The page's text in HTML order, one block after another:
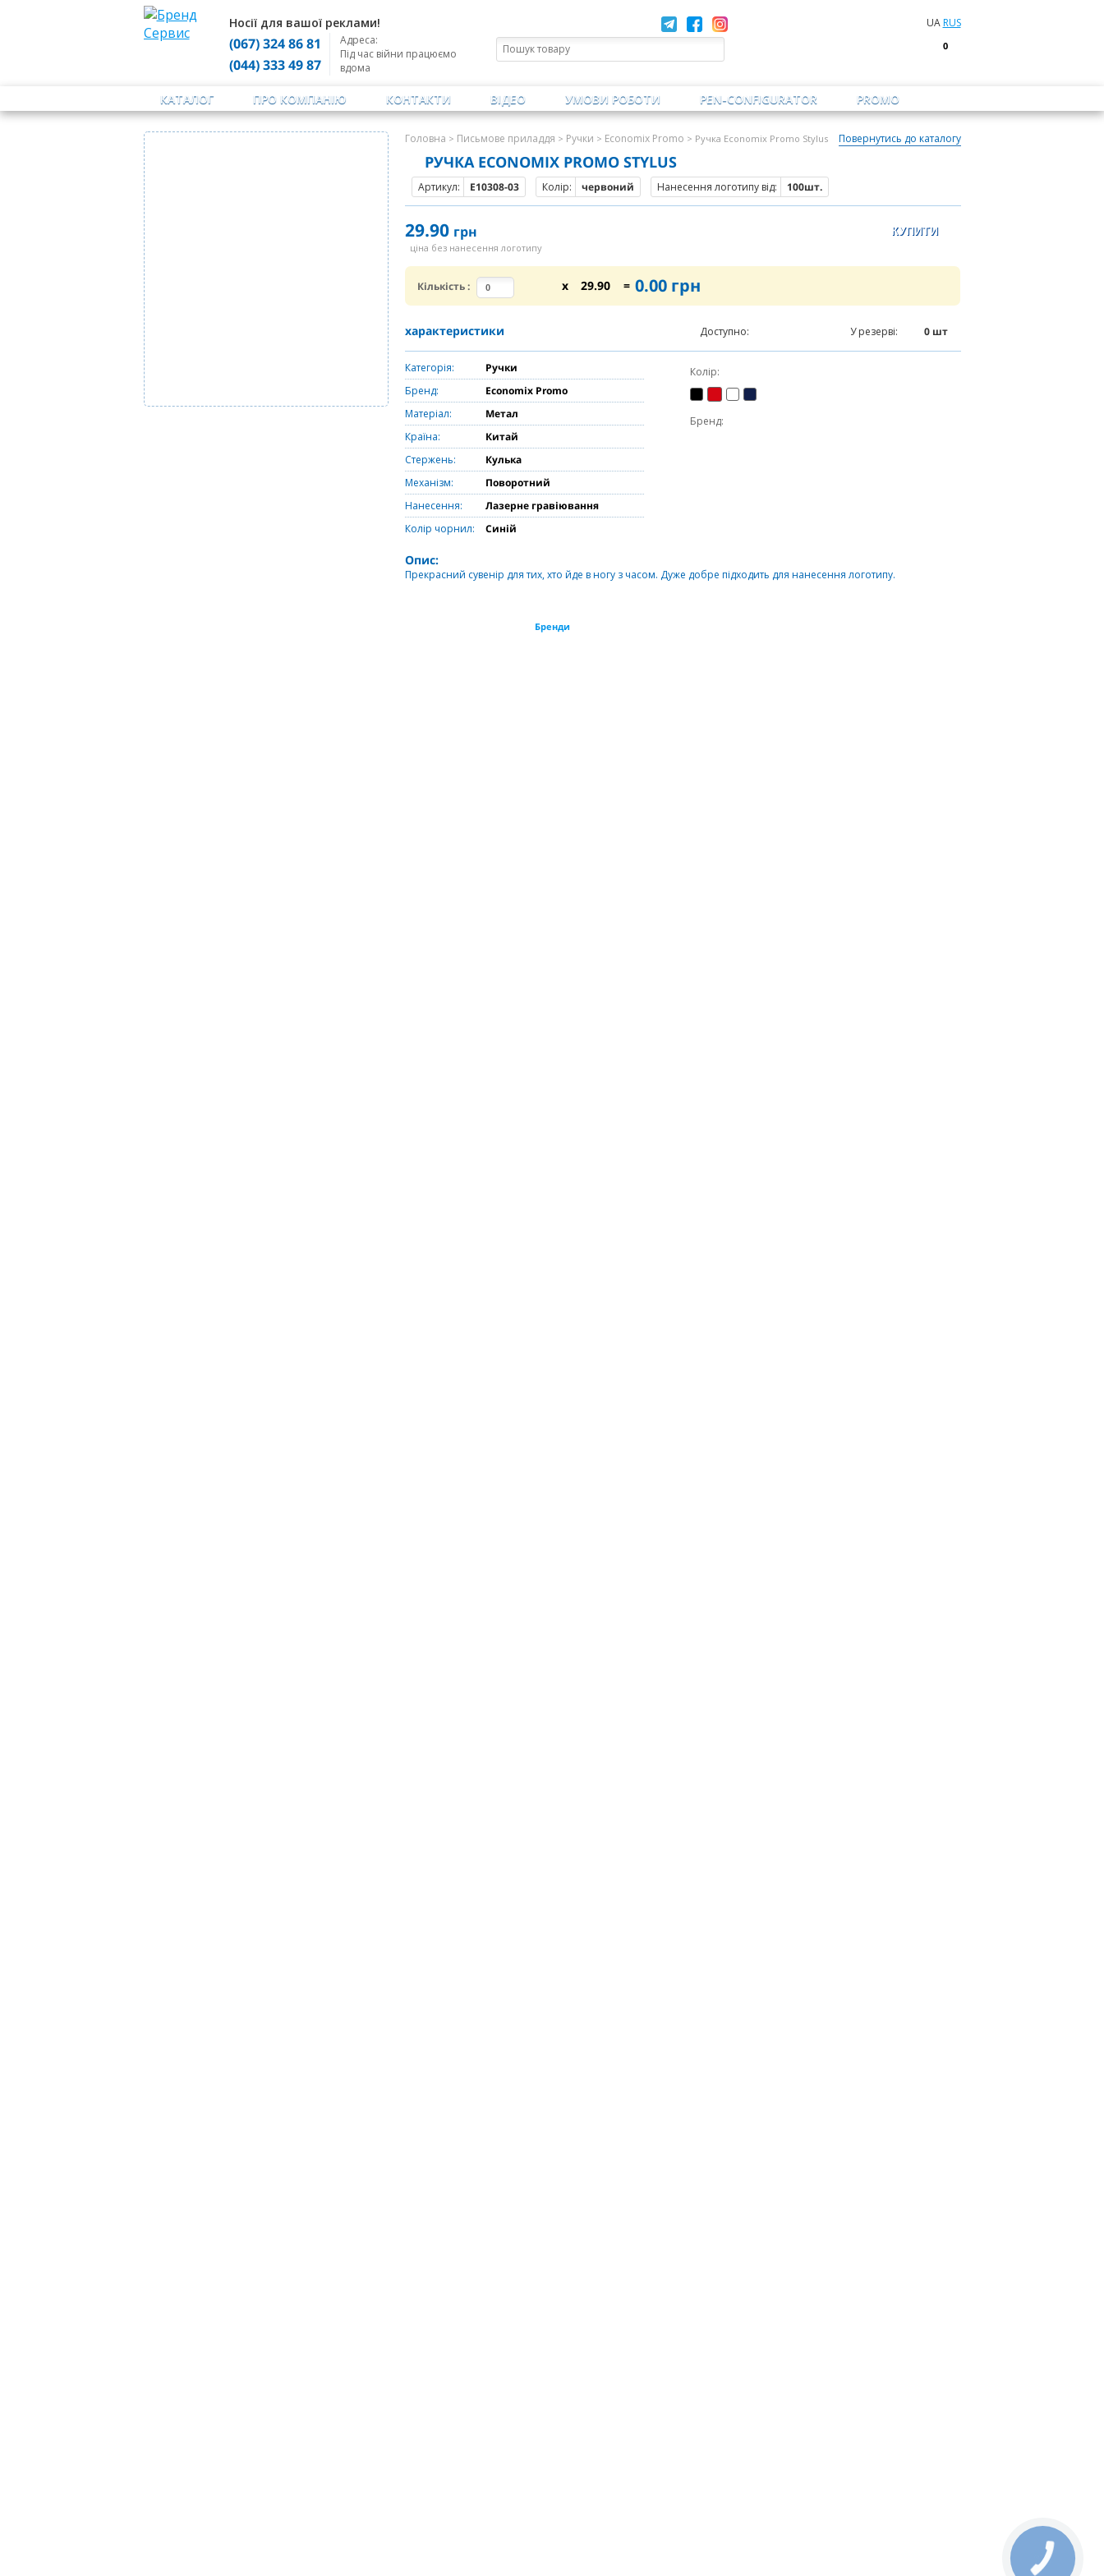
Носії для вашої реклами!
(067) 324 86 81
(044) 333 49 87
Адреса:
Під час війни працюємо
вдома
UA RUS
0
КАТАЛОГ ПРО КОМПАНІЮ КОНТАКТИ ВІДЕО УМОВИ РОБОТИ PEN-CONFIGURATOR PROMO
Головна > Письмове приладдя > Ручки > Economix Promo > Ручка Economix Promo Stylus Повернутись до каталогу
РУЧКА ECONOMIX PROMO STYLUS
Артикул: E10308-03 Колір: червоний Нанесення логотипу від: 100шт.
29.90 грн
ціна без нанесення логотипу
Кількість: x 29.90 = 0.00грн
характеристики Доступно: У резерві: 0шт
Категорія:
Ручки
Бренд:
Economix Promo
Матеріал:
Метал
Країна:
Китай
Стержень:
Кулька
Механізм:
Поворотний
Нанесення:
Лазерне гравіювання
Колір чорнил:
Синій
Колір:
Бренд:
Опис:
Прекрасний сувенір для тих, хто йде в ногу з часом. Дуже добре підходить для нанесення логотипу.
Бренди